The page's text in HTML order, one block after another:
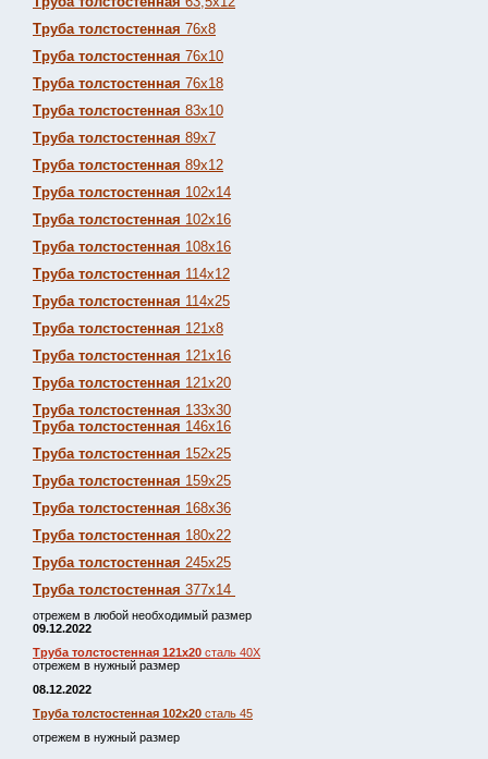
Труба толстостенная 76х8
Труба толстостенная 76х10
Труба толстостенная 76х18
Труба толстостенная 83х10
Труба толстостенная 89х7
Труба толстостенная 89х12
Труба толстостенная 102х14
Труба толстостенная 102х16
Труба толстостенная 108х16
Труба толстостенная 114х12
Труба толстостенная 114х25
Труба толстостенная 121х8
Труба толстостенная 121х16
Труба толстостенная 121х20
Труба толстостенная 133х30
Труба толстостенная 146х16
Труба толстостенная 152х25
Труба толстостенная 159х25
Труба толстостенная 168х36
Труба толстостенная 180х22
Труба толстостенная 245х25
Труба толстостенная 377х14
отрежем в любой необходимый размер
09.12.2022
Труба толстостенная 121х20 сталь 40Х
отрежем в нужный размер
08.12.2022
Труба толстостенная 102х20 сталь 45
отрежем в нужный размер